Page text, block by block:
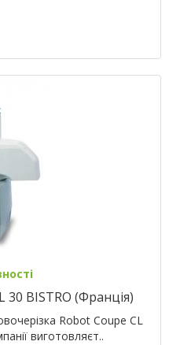
30 BISTRO (Франція)
Robot Coupe CL
виготовляєт..